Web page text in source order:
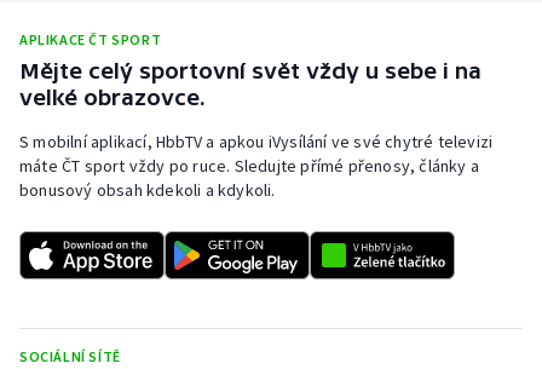
APLIKACE ČT SPORT
Mějte celý sportovní svět vždy u sebe i na
velké obrazovce.
S mobilní aplikací, HbbTV a apkou iVysílání ve své chytré televizi
máte ČT sport vždy po ruce. Sledujte přímé přenosy, články a
bonusový obsah kdekoli a kdykoli.
SOCIÁLNÍ SÍTĚ